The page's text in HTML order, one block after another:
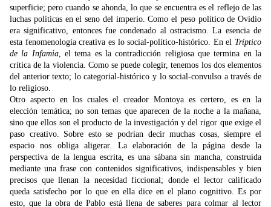
superficie; pero cuando se ahonda, lo que se encuentra es el reflejo de las
luchas políticas en el seno del imperio. Como el peso político de Ovidio
era significativo, entonces fue condenado al ostracismo. La esencia de
esta fenomenología creativa es lo social-político-histórico. En el Tríptico
de la Infamia, el tema es la contradicción religiosa que termina en la
crítica de la violencia. Como se puede colegir, tenemos los dos elementos
del anterior texto; lo categorial-histórico y lo social-convulso a través de
lo religioso.
Otro aspecto en los cuales el creador Montoya es certero, es en la
elección temática; no son temas que aparecen de la noche a la mañana,
sino que ellos son el producto de la investigación y del rigor que exige el
paso creativo. Sobre esto se podrían decir muchas cosas, siempre el
espacio nos obliga aligerar. La elaboración de la página desde la
perspectiva de la lengua escrita, es una sábana sin mancha, construida
mediante una frase con contenidos significativos, indispensables y bien
precisos que llenan la necesidad ficcional; donde el lector calificado
queda satisfecho por lo que en ella dice en el plano cognitivo. Es por
esto, que la obra de Pablo está llena de saberes para colmar al lector